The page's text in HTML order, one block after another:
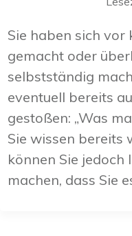
Sie haben sich
gemacht oder
selbstständig
eventuell bereits
gestoßen: „Was
Sie wissen bereits
können Sie jedoch
machen, dass Sie